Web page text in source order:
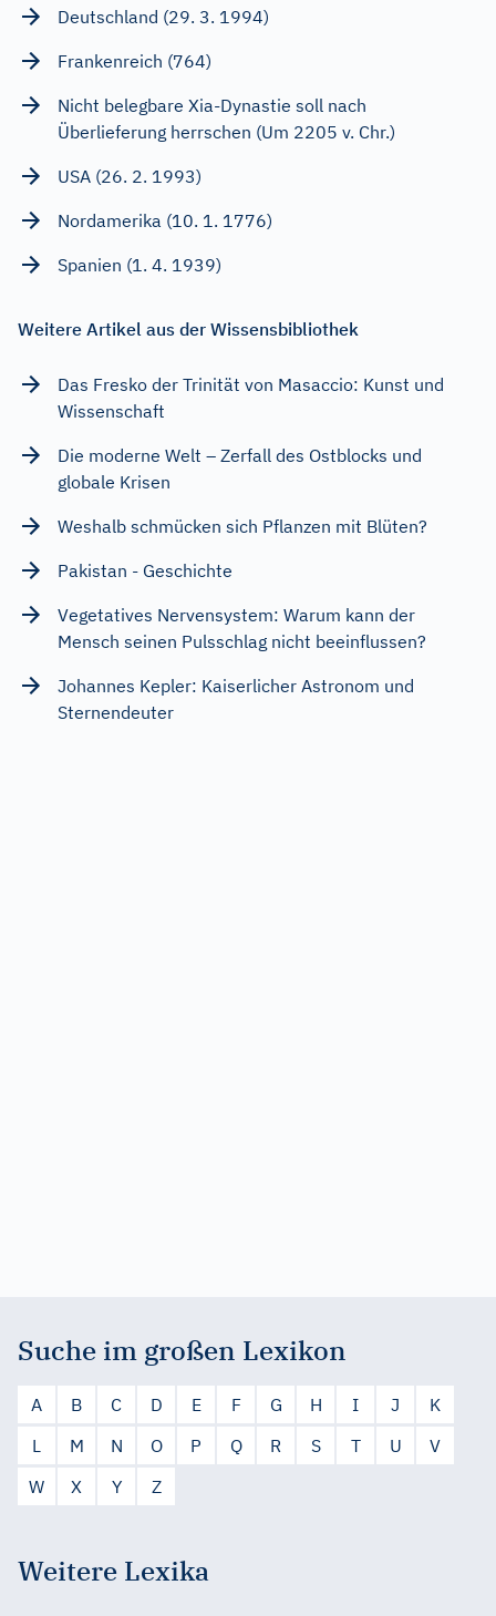
Deutschland (29. 3. 1994)
Frankenreich (764)
Nicht belegbare Xia-Dynastie soll nach
Überlieferung herrschen (Um 2205 v. Chr.)
USA (26. 2. 1993)
Nordamerika (10. 1. 1776)
Spanien (1. 4. 1939)
Weitere Artikel aus der Wissensbibliothek
Das Fresko der Trinität von Masaccio: Kunst und
Wissenschaft
Die moderne Welt – Zerfall des Ostblocks und
globale Krisen
Weshalb schmücken sich Pflanzen mit Blüten?
Pakistan - Geschichte
Vegetatives Nervensystem: Warum kann der
Mensch seinen Pulsschlag nicht beeinflussen?
Johannes Kepler: Kaiserlicher Astronom und
Sternendeuter
Suche im großen Lexikon
A B C D E F G H I J
K
L
M N O P Q R S T U
V
W
X Y Z
Weitere Lexika